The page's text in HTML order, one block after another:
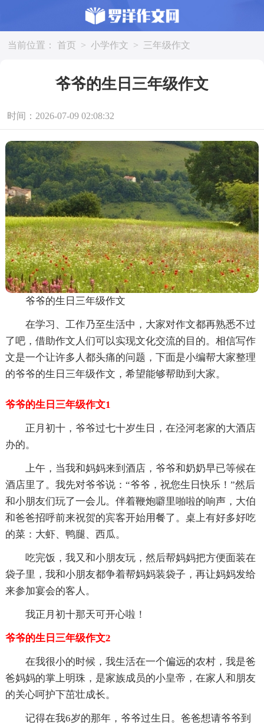
当前位置： 首页 > 小学作文 > 三年级作文
爷爷的生日三年级作文
时间：2026-07-09 02:08:32
爷爷的生日三年级作文
在学习、工作乃至生活中，大家对作文都再熟悉不过
了吧，借助作文人们可以实现文化交流的目的。相信写作
文是一个让许多人都头痛的问题，下面是小编帮大家整理
的爷爷的生日三年级作文，希望能够帮助到大家。
爷爷的生日三年级作文1
正月初十，爷爷过七十岁生日，在泾河老家的大酒店
办的。
上午，当我和妈妈来到酒店，爷爷和奶奶早已等候在
酒店里了。我先对爷爷说：“爷爷，祝您生日快乐！”然后
和小朋友们玩了一会儿。伴着鞭炮噼里啪啦的响声，大伯
和爸爸招呼前来祝贺的宾客开始用餐了。桌上有好多好吃
的菜：大虾、鸭腿、西瓜。
吃完饭，我又和小朋友玩，然后帮妈妈把方便面装在
袋子里，我和小朋友都争着帮妈妈装袋子，再让妈妈发给
来参加宴会的客人。
我正月初十那天可开心啦！
爷爷的生日三年级作文2
在我很小的时候，我生活在一个偏远的农村，我是爸
爸妈妈的掌上明珠，是家族成员的小皇帝，在家人和朋友
的关心呵护下茁壮成长。
记得在我6岁的那年，爷爷过生日。爸爸想请爷爷到